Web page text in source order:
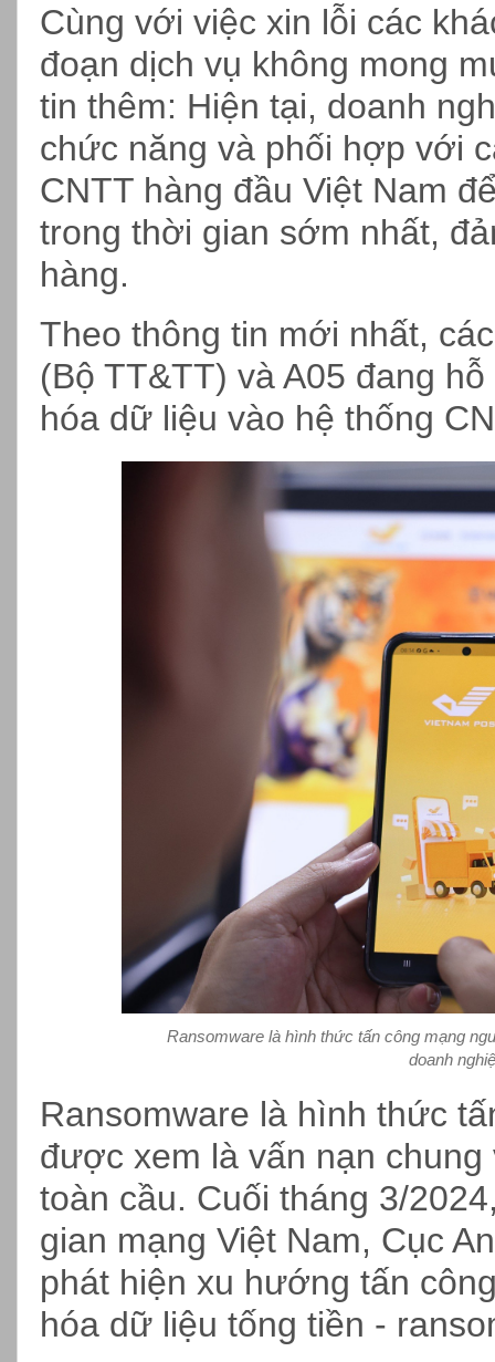
Cùng với việc xin lỗi các
đoạn dịch vụ không mong
tin thêm: Hiện tại, doanh
chức năng và phối hợp với
CNTT hàng đầu Việt Nam
trong thời gian sớm nhất,
hàng.
Theo thông tin mới nhất,
(Bộ TT&TT) và A05 đang
hóa dữ liệu vào hệ thống
Ransomware là hình thức tấn công mạng
doanh
Ransomware là hình thức
được xem là vấn nạn
toàn cầu. Cuối tháng 3/
gian mạng Việt Nam, Cục
phát hiện xu hướng tấn
hóa dữ liệu tống tiền -